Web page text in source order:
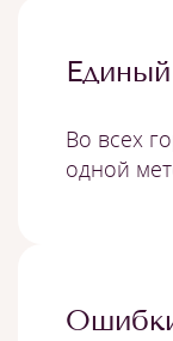
Во всех
одной